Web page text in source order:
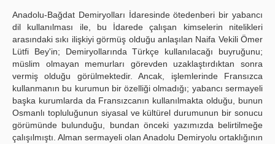
İletişim
Anadolu-Bağdat Demiryolları İdaresinde ötedenberi bir yabancı
dil kullanılması ile, bu İdarede çalışan kimselerin nitelikleri
arasındaki sıkı ilişkiyi görmüş olduğu anlaşılan Naifa Vekili Ömer
Lütfi Bey'in; Demiryollarında Türkçe kullanılacağı buyruğunu;
müslim olmayan memurları görevden uzaklaştırdıktan sonra
vermiş olduğu görülmektedir. Ancak, işlemlerinde Fransızca
kullanmanın bu kurumun bir özelliği olmadığı; yabancı sermayeli
başka kurumlarda da Fransızcanın kullanılmakta olduğu, bunun
Osmanlı topluluğunun siyasal ve kültürel durumunun bir sonucu
görümünde bulunduğu, bundan önceki yazımızda belirtilmeğe
çalışılmıştı. Alman sermayeli olan Anadolu Demiryolu ortaklığının